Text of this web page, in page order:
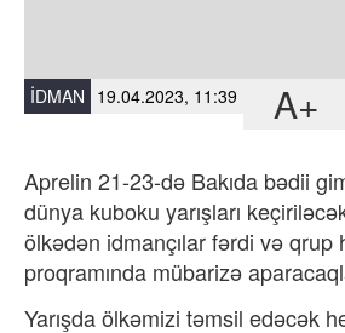
İDMAN 19.04.2023, 11:39 A+
Aprelin 21-23-də Bakıda bədii
dünya kuboku yarışları
ölkədən idmançılar fərdi və qrup
proqramında mübarizə
Yarışda ölkəmizi təmsil edəcək